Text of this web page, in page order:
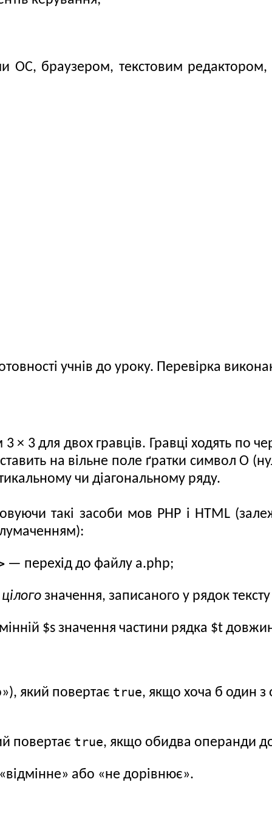
ОС, браузером, текстовим
учнів до уроку. Перевірка
× 3 для двох гравців. Гравці ходять по
на вільне поле ґратки символ O
чи діагональному ряду.
такі засоби мов PHP i HTML
— перехід до файлу a.php;
цілого значення, записаного у рядок
$s значення частини рядка $t
який повертає true, якщо хоча б один
повертає true, якщо обидва операнди
або «не дорівнює».